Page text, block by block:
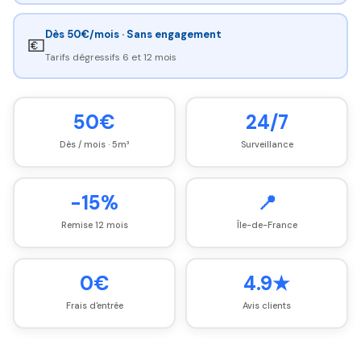
💶Dès 50€/mois · Sans engagement
Tarifs dégressifs 6 et 12 mois
50€
Dès / mois · 5m³
24/7
Surveillance
-15%
Remise 12 mois
📍
Île-de-France
0€
Frais d'entrée
4.9★
Avis clients